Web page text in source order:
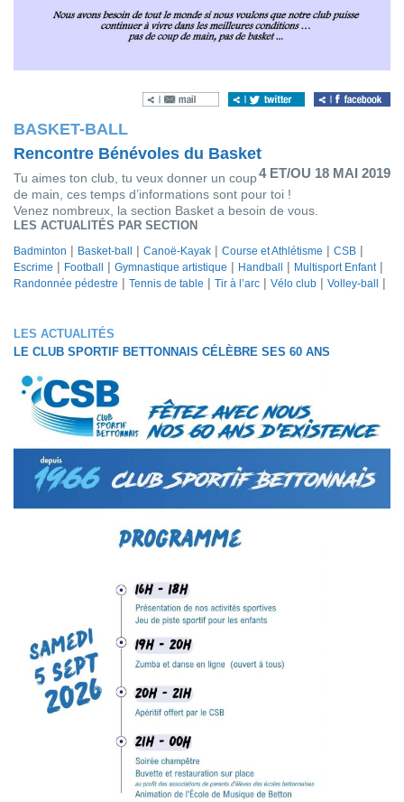
BASKET-BALL
Rencontre Bénévoles du Basket
4 ET/OU 18 MAI 2019
Tu aimes ton club, tu veux donner un coup
de main, ces temps d’informations sont pour toi !
Venez nombreux, la section Basket a besoin de vous.
LES ACTUALITÉS PAR SECTION
Badminton Basket-ball Canoë-Kayak Course et Athlétisme
CSB
Escrime
Football Gymnastique artistique Handball
Multisport Enfant
Randonnée pédestre
Tennis de table Tir à l’arc Vélo club Volley-ball
LES ACTUALITÉS
LE CLUB SPORTIF BETTONNAIS CÉLÈBRE SES 60 ANS